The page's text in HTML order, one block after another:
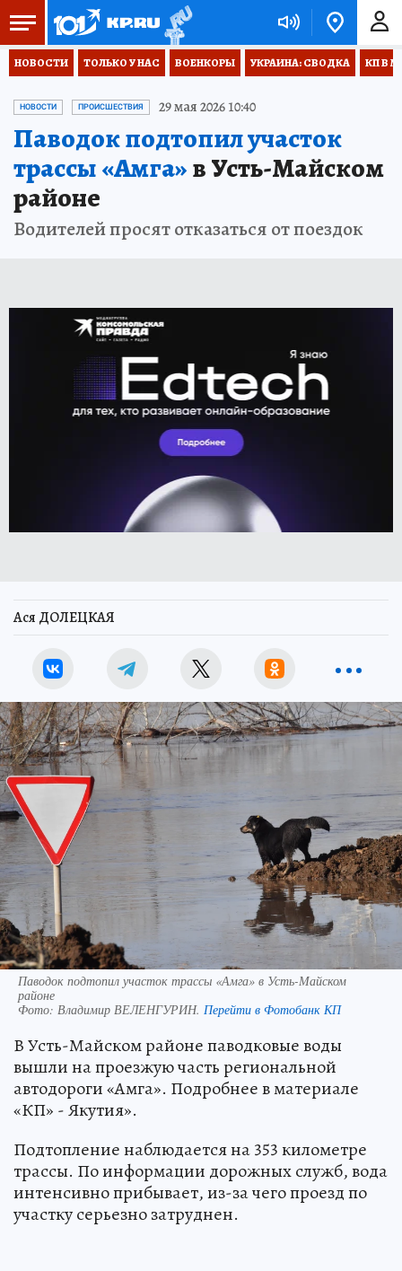
НОВОСТИ ТОЛЬКО У НАС ВОЕНКОРЫ УКРАИНА: СВОДКА КП В
НОВОСТИ ПРОИСШЕСТВИЯ 29 мая 2026 10:40
Паводок подтопил участок
трассы «Амга»в Усть-Майском
районе
Водителей просят отказаться от поездок
Ася ДОЛЕЦКАЯ
Паводок подтопил участок трассы «Амга» в Усть-Майском
районе
Фото: Владимир ВЕЛЕНГУРИН. Перейти в Фотобанк КП
В Усть-Майском районе паводковые воды
вышли на проезжую часть региональной
автодороги «Амга». Подробнее в материале
«КП» - Якутия».
Подтопление наблюдается на 353 километре
трассы. По информации дорожных служб, вода
интенсивно прибывает, из-за чего проезд по
участку серьезно затруднен.